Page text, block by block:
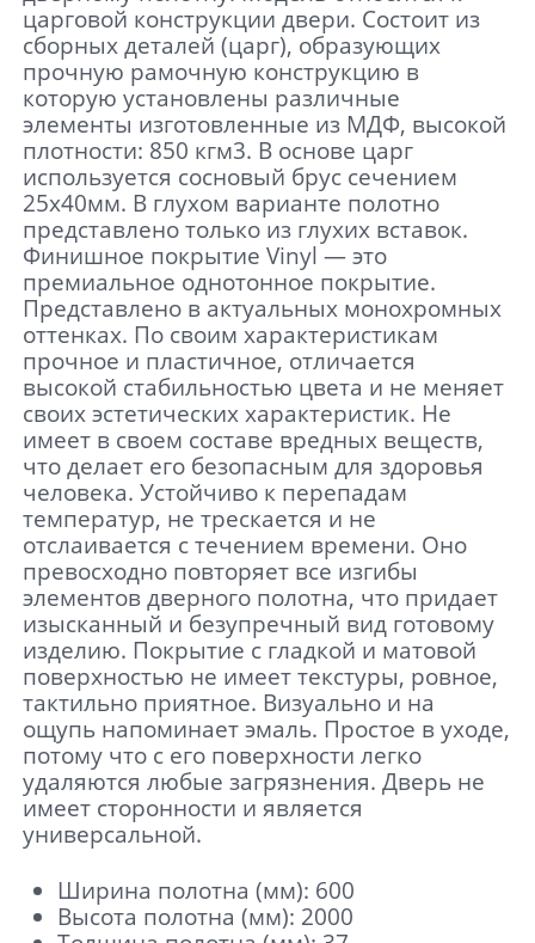
царговой конструкции двери. Состоит из
сборных деталей (царг), образующих
прочную рамочную конструкцию в
которую установлены различные
элементы изготовленные из МДФ, высокой
плотности: 850 кгм3. В основе царг
используется сосновый брус сечением
25х40мм. В глухом варианте полотно
представлено только из глухих вставок.
Финишное покрытие Vinyl — это
премиальное однотонное покрытие.
Представлено в актуальных монохромных
оттенках. По своим характеристикам
прочное и пластичное, отличается
высокой стабильностью цвета и не меняет
своих эстетических характеристик. Не
имеет в своем составе вредных веществ,
что делает его безопасным для здоровья
человека. Устойчиво к перепадам
температур, не трескается и не
отслаивается с течением времени. Оно
превосходно повторяет все изгибы
элементов дверного полотна, что придает
изысканный и безупречный вид готовому
изделию. Покрытие с гладкой и матовой
поверхностью не имеет текстуры, ровное,
тактильно приятное. Визуально и на
ощупь напоминает эмаль. Простое в уходе,
потому что с его поверхности легко
удаляются любые загрязнения. Дверь не
имеет сторонности и является
универсальной.
Ширина полотна (мм): 600
Высота полотна (мм): 2000